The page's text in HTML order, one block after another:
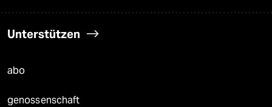
Unterstützen
abo
genossenschaft